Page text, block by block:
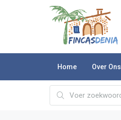
Home Over Ons